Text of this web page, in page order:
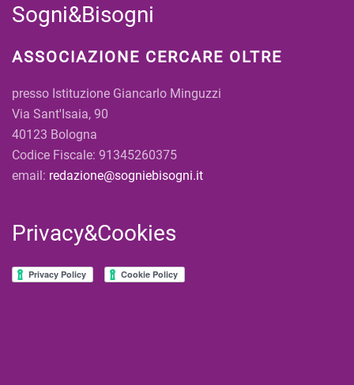
Sogni&Bisogni
ASSOCIAZIONE CERCARE OLTRE
presso Istituzione Giancarlo Minguzzi
Via Sant'Isaia, 90
40123 Bologna
Codice Fiscale: 91345260375
email: redazione@sogniebisogni.it
Privacy&Cookies